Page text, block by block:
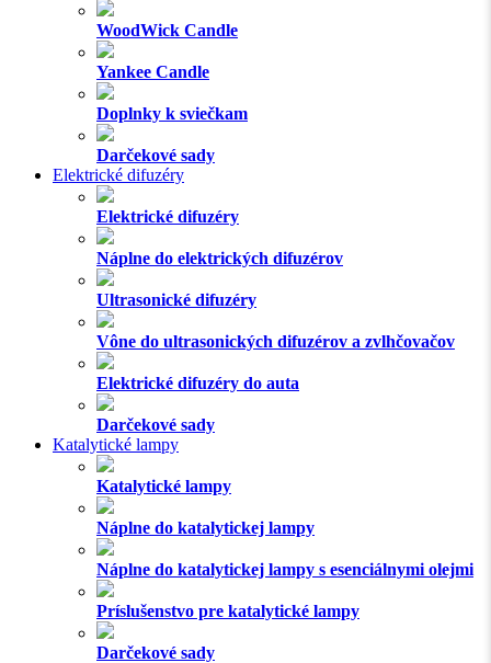
WoodWick Candle
Yankee Candle
Doplnky k sviečkam
Darčekové sady
Elektrické difuzéry
Elektrické difuzéry
Náplne do elektrických difuzérov
Ultrasonické difuzéry
Vône do ultrasonických difuzérov a zvlhčovačov
Elektrické difuzéry do auta
Darčekové sady
Katalytické lampy
Katalytické lampy
Náplne do katalytickej lampy
Náplne do katalytickej lampy s esenciálnymi olejmi
Príslušenstvo pre katalytické lampy
Darčekové sady